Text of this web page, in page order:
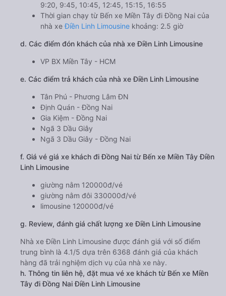
9:20, 9:45, 10:45, 12:45, 15:15, 16:55
Thời gian chạy từ Bến xe Miền Tây đi Đồng Nai của
nhà xeĐiền Linh Limousine khoảng: 2.5 giờ
d. Các điểm đón khách của nhà xe Điền Linh Limousine
VP BX Miền Tây - HCM
e. Các điểm trả khách của nhà xe Điền Linh Limousine
Tân Phú - Phương Lâm ĐN
Định Quán - Đồng Nai
Gia Kiệm - Đồng Nai
Ngã 3 Dầu Giây
Ngã 3 Dầu Giây - Đồng Nai
f. Giá vé giá xe khách đi Đồng Nai từ Bến xe Miền Tây Điền
Linh Limousine
giường nằm 120000đ/vé
giường nằm đôi 330000đ/vé
limousine 120000đ/vé
g. Review, đánh giá chất lượng xe Điền Linh Limousine
Nhà xe Điền Linh Limousine được đánh giá với số điểm
trung bình là 4.1/5 dựa trên 6368 đánh giá của khách
hàng đã trải nghiệm dịch vụ của nhà xe này.
h. Thông tin liên hệ, đặt mua vé xe khách từ Bến xe Miền
Tây đi Đồng Nai Điền Linh Limousine